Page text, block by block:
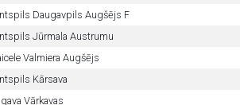
Daugavpils Augšējs F
Jūrmala Austrumu
Valmiera Augšējs
Kārsava
Vārkavas